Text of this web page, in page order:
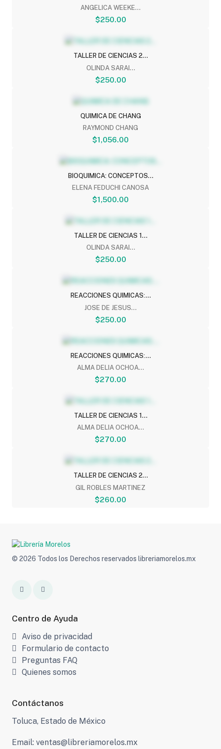
ANGELICA WEEKE...
$250.00
TALLER DE CIENCIAS 2...
OLINDA SARAI...
$250.00
QUIMICA DE CHANG
RAYMOND CHANG
$1,056.00
BIOQUIMICA: CONCEPTOS...
ELENA FEDUCHI CANOSA
$1,500.00
TALLER DE CIENCIAS 1...
OLINDA SARAI...
$250.00
REACCIONES QUIMICAS:...
JOSE DE JESUS...
$250.00
REACCIONES QUIMICAS:...
ALMA DELIA OCHOA...
$270.00
TALLER DE CIENCIAS 1...
ALMA DELIA OCHOA...
$270.00
TALLER DE CIENCIAS 2...
GIL ROBLES MARTINEZ
$260.00
© 2026 Todos los Derechos reservados libreriamorelos.mx
Centro de Ayuda
Aviso de privacidad
Formulario de contacto
Preguntas FAQ
Quienes somos
Contáctanos
Toluca, Estado de México
Email: ventas@libreriamorelos.mx